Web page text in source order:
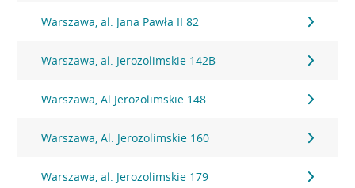
Warszawa, al. Jana Pawła II 82
Warszawa, al. Jerozolimskie 142B
Warszawa, Al.Jerozolimskie 148
Warszawa, Al. Jerozolimskie 160
Warszawa, al. Jerozolimskie 179